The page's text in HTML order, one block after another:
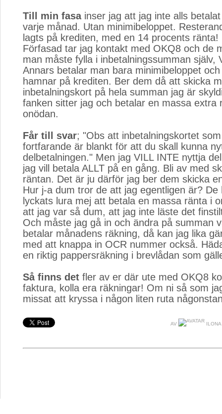
Till min fasainser jag att jag inte alls
varje månad. Utan minimibeloppet.
lagts på krediten, med en 14 procents ränta!
Förfasad tar jag kontakt med OKQ8 och de
man måste fylla i inbetalningssumman själv,
Annars betalar man bara minimibeloppet
hamnar på krediten. Ber dem då att skicka
inbetalningskort på hela summan jag är
fanken sitter jag och betalar en massa extra
onödan.
Får till svar; "Obs att inbetalningskortet
fortfarande är blankt för att du skall kunna
delbetalningen." Men jag VILL INTE nyttja
jag vill betala ALLT på en gång. Bli av med
räntan. Det är ju därför jag ber dem skicka
Hur j-a dum tror de att jag egentligen är? De
lyckats lura mej att betala en massa ränta i
att jag var så dum, att jag inte läste det
Och måste jag gå in och ändra på summan
betalar månadens räkning, då kan jag lika
med att knappa in OCR nummer också.
en riktig pappersräkning i brevlådan som
Så finns det fler av er där ute med OKQ8
faktura, kolla era räkningar! Om ni så som
missat att kryssa i någon liten ruta
AV